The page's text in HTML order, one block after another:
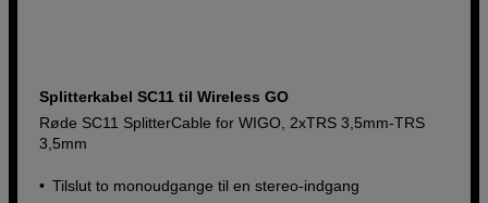
Splitterkabel SC11 til Wireless GO
Røde SC11 SplitterCable for WIGO, 2xTRS 3,5mm-TRS
3,5mm
Tilslut to monoudgange til en stereo-indgang